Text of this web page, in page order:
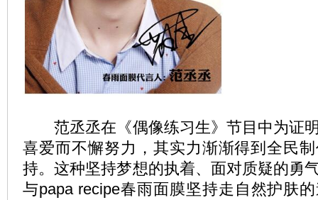
范丞丞在《偶像练习生》节目中为证
喜爱而不懈努力，其实力渐渐得到全民
持。这种坚持梦想的执着、面对质疑的勇
与papa recipe春雨面膜坚持走自然护肤